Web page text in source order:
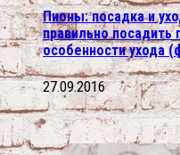
Пионы: посадка и
правильно посадить
особенности ухода
27.09.2016